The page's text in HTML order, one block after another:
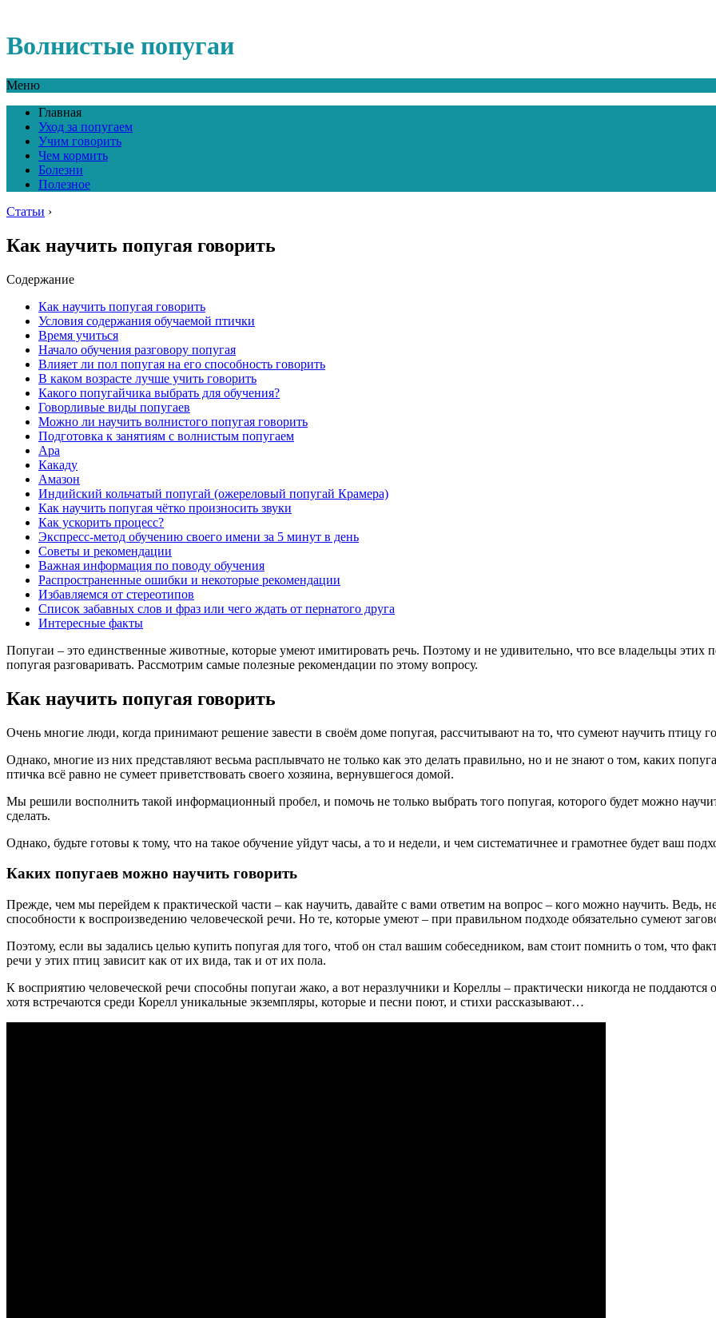
Волнистые попугаи
Меню
Главная
Уход за попугаем
Учим говорить
Чем кормить
Болезни
Полезное
Статьи ›
Как научить попугая говорить
Содержание
Как научить попугая говорить
Условия содержания обучаемой птички
Время учиться
Начало обучения разговору попугая
Влияет ли пол попугая на его способность говорить
В каком возрасте лучше учить говорить
Какого попугайчика выбрать для обучения?
Говорливые виды попугаев
Можно ли научить волнистого попугая говорить
Подготовка к занятиям с волнистым попугаем
Ара
Какаду
Амазон
Индийский кольчатый попугай (ожереловый попугай Крамера)
Как научить попугая чётко произносить звуки
Как ускорить процесс?
Экспресс-метод обучению своего имени за 5 минут в день
Советы и рекомендации
Важная информация по поводу обучения
Распространенные ошибки и некоторые рекомендации
Избавляемся от стереотипов
Список забавных слов и фраз или чего ждать от пернатого друга
Интересные факты
Попугаи – это единственные животные, которые умеют имитировать речь. Поэтому и не удивительно, что все владельцы этих
попугая разговаривать. Рассмотрим самые полезные рекомендации по этому вопросу.
Как научить попугая говорить
Очень многие люди, когда принимают решение завести в своём доме попугая, рассчитывают на то, что сумеют научить птицу
Однако, многие из них представляют весьма расплывчато не только как это делать правильно, но и не знают о том, каких
птичка всё равно не сумеет приветствовать своего хозяина, вернувшегося домой.
Мы решили восполнить такой информационный пробел, и помочь не только выбрать того попугая, которого будет можно
сделать.
Однако, будьте готовы к тому, что на такое обучение уйдут часы, а то и недели, и чем систематичнее и грамотнее будет ваш
Каких попугаев можно научить говорить
Прежде, чем мы перейдем к практической части – как научить, давайте с вами ответим на вопрос – кого можно научить. Ведь,
способности к воспроизведению человеческой речи. Но те, которые умеют – при правильном подходе обязательно сумеют
Поэтому, если вы задались целью купить попугая для того, чтоб он стал вашим собеседником, вам стоит помнить о том, что
речи у этих птиц зависит как от их вида, так и от их пола.
К восприятию человеческой речи способны попугаи жако, а вот неразлучники и Кореллы – практически никогда не поддаются
хотя встречаются среди Корелл уникальные экземпляры, которые и песни поют, и стихи рассказывают…